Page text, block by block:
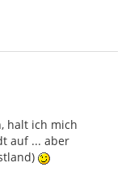
halt ich mich
auf ... aber